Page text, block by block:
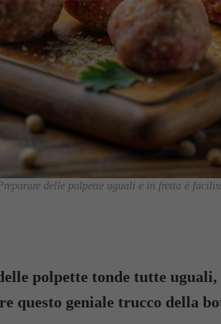
delle polpette uguali e in fretta è
polpette tonde tutte uguali,
questo geniale trucco della